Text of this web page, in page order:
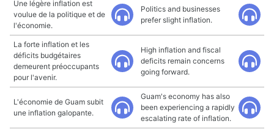
Une légère inflation est
voulue de la politique et de
l'économie.
Politics and businesses
prefer slight inflation.
La forte inflation et les
déficits budgétaires
demeurent préoccupants
pour l'avenir.
High inflation and fiscal
deficits remain concerns
going forward.
L'économie de Guam subit
une inflation galopante.
Guam's economy has also
been experiencing a rapidly
escalating rate of inflation.